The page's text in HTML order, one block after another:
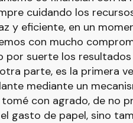
cuidando los
y eficiente, en un
con mucho
por suerte los
parte, es la primera
mediante un
con agrado, de no
gasto de papel, sino